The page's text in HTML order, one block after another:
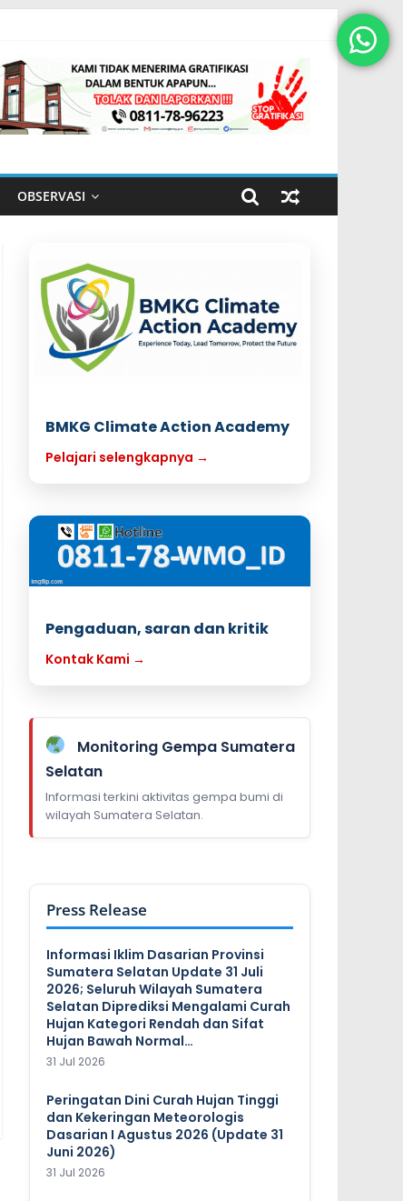
OBSERVASI
BMKG Climate Action Academy
Pelajari selengkapnya →
Pengaduan, saran dan kritik
Kontak Kami →
Monitoring Gempa Sumatera
Selatan
Informasi terkini aktivitas gempa bumi di
wilayah Sumatera Selatan.
Press Release
Informasi Iklim Dasarian Provinsi
Sumatera Selatan Update 31 Juli
2026; Seluruh Wilayah Sumatera
Selatan Diprediksi Mengalami Curah
Hujan Kategori Rendah dan Sifat
Hujan Bawah Normal…
31 Jul 2026
Peringatan Dini Curah Hujan Tinggi
dan Kekeringan Meteorologis
Dasarian I Agustus 2026 (Update 31
Juni 2026)
31 Jul 2026